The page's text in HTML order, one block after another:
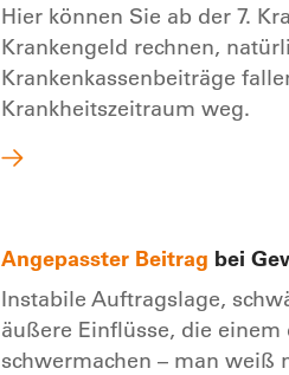
Hier können Sie ab der 7.
Krankengeld rechnen,
Krankenkassenbeiträge
Krankheitszeitraum weg.
Angepasster Beitrag bei
Instabile Auftragslage,
äußere Einflüsse, die einem
schwermachen – man weiß